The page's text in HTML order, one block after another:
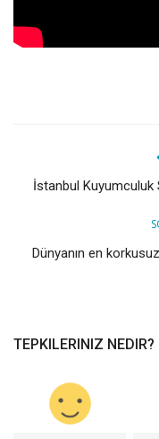
İstanbul Kuyumculuk
Dünyanın en
TEPKILERINIZ NEDIR?